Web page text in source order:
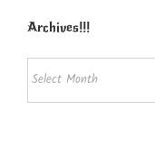
Archives!!!
Archives!!!